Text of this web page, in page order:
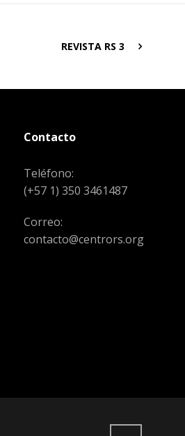
REVISTA RS 3
Contacto
Teléfono:
(+57 1) 350 3461487
Correo:
contacto@centrors.org